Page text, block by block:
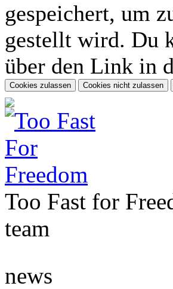
gespeichert, um
gestellt wird. Du
über den Link in
Too Fast for
team
news